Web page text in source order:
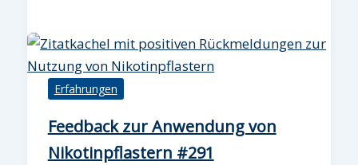
Erfahrungen
Feedback zur Anwendung von
Nikotinpflastern #291